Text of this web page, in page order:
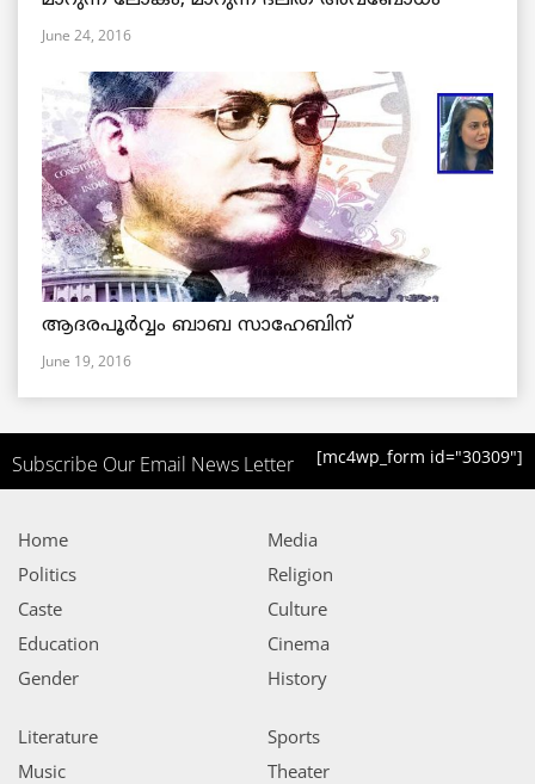
June 24, 2016
ആദരപൂര്‍വ്വം ബാബ സാഹേബിന്
June 19, 2016
Subscribe Our Email News Letter [mc4wp_form id="30309"]
Home
Politics
Caste
Education
Gender
Media
Religion
Culture
Cinema
History
Literature
Music
Sports
Theater